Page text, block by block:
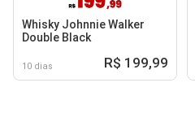
Whisky Johnnie Walker
Double Black
10 dias R$ 199,99